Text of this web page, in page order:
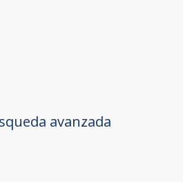
avanzada